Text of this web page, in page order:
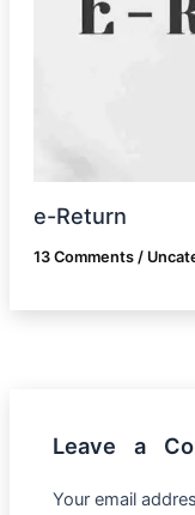
e-Return
13 Comments /
Leave a
Your email